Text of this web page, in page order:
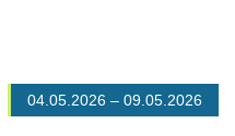
04.05.2026 – 09.05.2026